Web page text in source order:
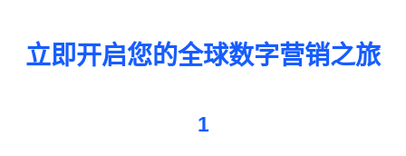
立即开启您的全球数字营销之旅
1